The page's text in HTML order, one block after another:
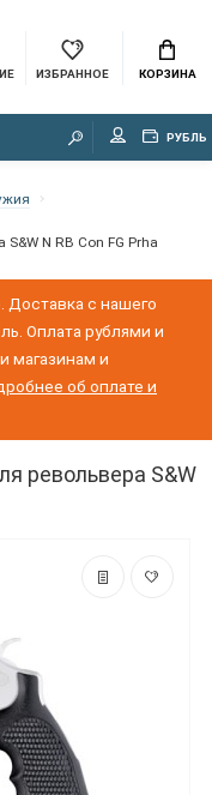
ИЗБРАННОЕ КОРЗИНА
РУБЛЬ
N RB Con FG Prha
Доставка с нашего
Оплата рублями и
магазинам и
об оплате и
револьвера S&W